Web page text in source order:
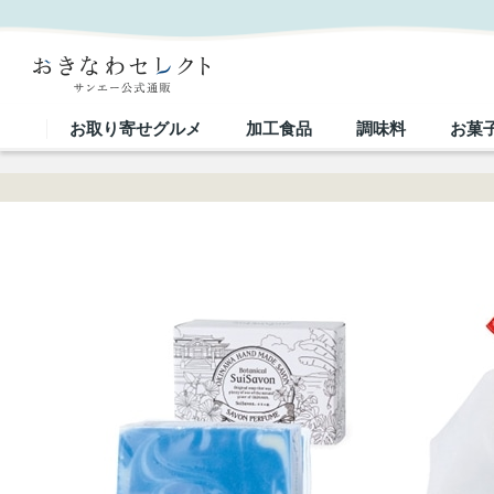
お取り寄せグルメ 加工食品 調味料 お菓